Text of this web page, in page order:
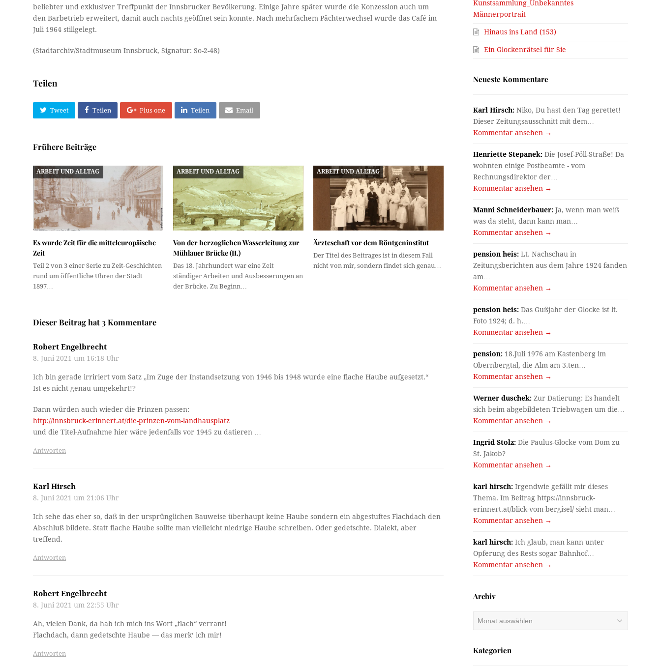
beliebter und exklusiver Treffpunkt der Innsbrucker Bevölkerung. Einige Jahre später wurde die Konzession auch um
den Barbetrieb erweitert, damit auch nachts geöffnet sein konnte. Nach mehrfachem Pächterwechsel wurde das Café im
Juli 1964 stillgelegt.
(Stadtarchiv/Stadtmuseum Innsbruck, Signatur: So-2-48)
Teilen
Tweet Teilen Plus one Teilen Email
Frühere Beiträge
ARBEIT UND ALLTAG
Es wurde Zeit für die mitteleuropäische
Zeit
Teil 2 von 3 einer Serie zu Zeit-Geschichten
rund um öffentliche Uhren der Stadt
1897…
ARBEIT UND ALLTAG
Von der herzoglichen Wasserleitung zur
Mühlauer Brücke (II.)
Das 18. Jahrhundert war eine Zeit
ständiger Arbeiten und Ausbesserungen an
der Brücke. Zu Beginn…
ARBEIT UND ALLTAG
Ärzteschaft vor dem Röntgeninstitut
Der Titel des Beitrages ist in diesem Fall
nicht von mir, sondern findet sich genau…
Dieser Beitrag hat 3 Kommentare
Robert Engelbrecht
8. Juni 2021 um 16:18 Uhr
Ich bin gerade irririert vom Satz „Im Zuge der Instandsetzung von 1946 bis 1948 wurde eine flache Haube aufgesetzt.“
Ist es nicht genau umgekehrt!?
Dann würden auch wieder die Prinzen passen:
http://innsbruck-erinnert.at/die-prinzen-vom-landhausplatz
und die Titel-Aufnahme hier wäre jedenfalls vor 1945 zu datieren …
Antworten
Karl Hirsch
8. Juni 2021 um 21:06 Uhr
Ich sehe das eher so, daß in der ursprünglichen Bauweise überhaupt keine Haube sondern ein abgestuftes Flachdach den
Abschluß bildete. Statt flache Haube sollte man vielleicht niedrige Haube schreiben. Oder gedetschte. Dialekt, aber
treffend.
Antworten
Robert Engelbrecht
8. Juni 2021 um 22:55 Uhr
Ah, vielen Dank, da hab ich mich ins Wort „flach“ verrant!
Flachdach, dann gedetschte Haube — das merk‘ ich mir!
Antworten
Kunstsammlung_Unbekanntes
Männerportrait
Hinaus ins Land (153)
Ein Glockenrätsel für Sie
Neueste Kommentare
Karl Hirsch: Niko, Du hast den Tag gerettet!
Dieser Zeitungsausschnitt mit dem…
Kommentar ansehen →
Henriette Stepanek: Die Josef-Pöll-Straße! Da
wohnten einige Postbeamte - vom
Rechnungsdirektor der…
Kommentar ansehen →
Manni Schneiderbauer: Ja, wenn man weiß
was da steht, dann kann man…
Kommentar ansehen →
pension heis: Lt. Nachschau in
Zeitungsberichten aus dem Jahre 1924 fanden
am…
Kommentar ansehen →
pension heis: Das Gußjahr der Glocke ist lt.
Foto 1924; d. h.…
Kommentar ansehen →
pension: 18.Juli 1976 am Kastenberg im
Obernbergtal, die Alm am 3.ten…
Kommentar ansehen →
Werner duschek: Zur Datierung: Es handelt
sich beim abgebildeten Triebwagen um die…
Kommentar ansehen →
Ingrid Stolz: Die Paulus-Glocke vom Dom zu
St. Jakob?
Kommentar ansehen →
karl hirsch: Irgendwie gefällt mir dieses
Thema. Im Beitrag https://innsbruck-
erinnert.at/blick-vom-bergisel/ sieht man…
Kommentar ansehen →
karl hirsch: Ich glaub, man kann unter
Opferung des Rests sogar Bahnhof…
Kommentar ansehen →
Archiv
Kategorien